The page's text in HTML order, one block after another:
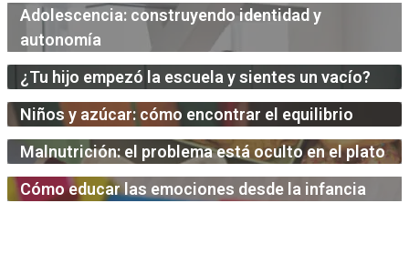
Adolescencia: construyendo identidad y
autonomía
¿Tu hijo empezó la escuela y sientes un vacío?
Niños y azúcar: cómo encontrar el equilibrio
Malnutrición: el problema está oculto en el plato
Cómo educar las emociones desde la infancia